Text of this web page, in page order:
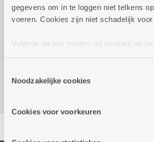
gegevens om in te loggen niet telkens
voeren. Cookies zijn niet schadelijk
Volgens de wet mogen wij cookies op
cookies hebben we jouw toestemming
cookies worden geplaatst door derde
informatie over jouw (geanonimiseerd)
partners kunnen deze gegevens
Noodzakelijke cookies
Cookies voor voorkeuren
Gratis
Kombine Boelaer
2140 Borgerhout